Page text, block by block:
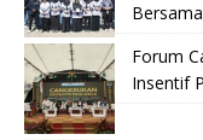
Forum
Insentif